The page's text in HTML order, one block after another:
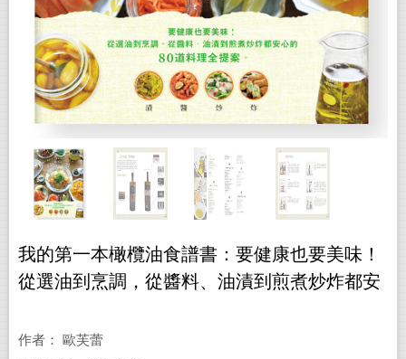
我的第一本橄欖油食譜書：要健康也要美味！
從選油到烹調，從醬料、油漬到煎煮炒炸都安
作者： 歐芙蕾